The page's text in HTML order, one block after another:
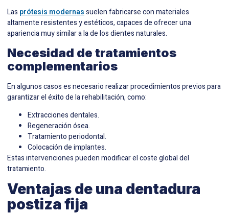
Las prótesis modernassuelen fabricarse con materiales
altamente resistentes y estéticos, capaces de ofrecer una
apariencia muy similar a la de los dientes naturales.
Necesidad de tratamientos
complementarios
En algunos casos es necesario realizar procedimientos previos para
garantizar el éxito de la rehabilitación, como:
Extracciones dentales.
Regeneración ósea.
Tratamiento periodontal.
Colocación de implantes.
Estas intervenciones pueden modificar el coste global del
tratamiento.
Ventajas de una dentadura
postiza fija